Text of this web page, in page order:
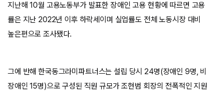
지난해 10월 고용노동부가 발표한 장애인 고용 현황에 따르면 고용
률은 지난 2022년 이후 하락세이며 실업률도 전체 노동시장 대비
높은편으로 조사됐다.
그에 반해 한국동그라미파트너스는 설립 당시 24명(장애인 9명, 비
장애인 15명)으로 구성된 직원 규모가 조현범 회장의 전폭적인 지원